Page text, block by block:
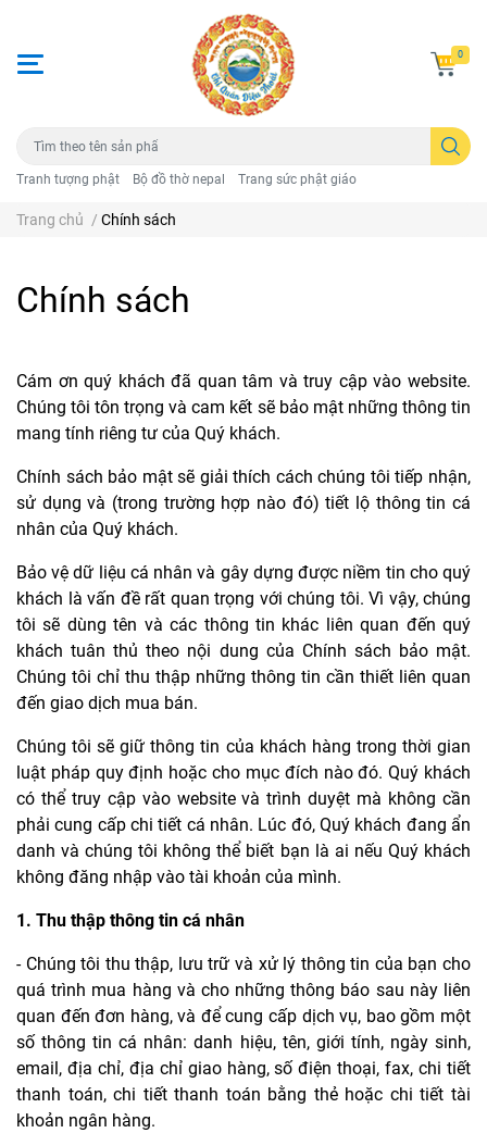
Tranh tượng phật Bộ đồ thờ nepal Trang sức phật giáo
0
Trang chủ / Chính sách
Chính sách
Cám ơn quý khách đã quan tâm và truy cập vào website.
Chúng tôi tôn trọng và cam kết sẽ bảo mật những thông tin
mang tính riêng tư của Quý khách.
Chính sách bảo mật sẽ giải thích cách chúng tôi tiếp nhận,
sử dụng và (trong trường hợp nào đó) tiết lộ thông tin cá
nhân của Quý khách.
Bảo vệ dữ liệu cá nhân và gây dựng được niềm tin cho quý
khách là vấn đề rất quan trọng với chúng tôi. Vì vậy, chúng
tôi sẽ dùng tên và các thông tin khác liên quan đến quý
khách tuân thủ theo nội dung của Chính sách bảo mật.
Chúng tôi chỉ thu thập những thông tin cần thiết liên quan
đến giao dịch mua bán.
Chúng tôi sẽ giữ thông tin của khách hàng trong thời gian
luật pháp quy định hoặc cho mục đích nào đó. Quý khách
có thể truy cập vào website và trình duyệt mà không cần
phải cung cấp chi tiết cá nhân. Lúc đó, Quý khách đang ẩn
danh và chúng tôi không thể biết bạn là ai nếu Quý khách
không đăng nhập vào tài khoản của mình.
1. Thu thập thông tin cá nhân
- Chúng tôi thu thập, lưu trữ và xử lý thông tin của bạn cho
quá trình mua hàng và cho những thông báo sau này liên
quan đến đơn hàng, và để cung cấp dịch vụ, bao gồm một
số thông tin cá nhân: danh hiệu, tên, giới tính, ngày sinh,
email, địa chỉ, địa chỉ giao hàng, số điện thoại, fax, chi tiết
thanh toán, chi tiết thanh toán bằng thẻ hoặc chi tiết tài
khoản ngân hàng.